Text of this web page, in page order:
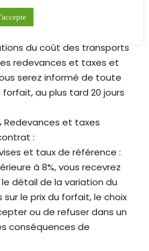
les prix prévus au contrat
du coût des transports
redevances et taxes et
serez informé de toute
au plus tard 20 jours
Redevances et taxes
:
et taux de référence :
à 8%, vous recevrez
détail de la variation du
le prix du forfait, le choix
ou de refuser dans un
conséquences de